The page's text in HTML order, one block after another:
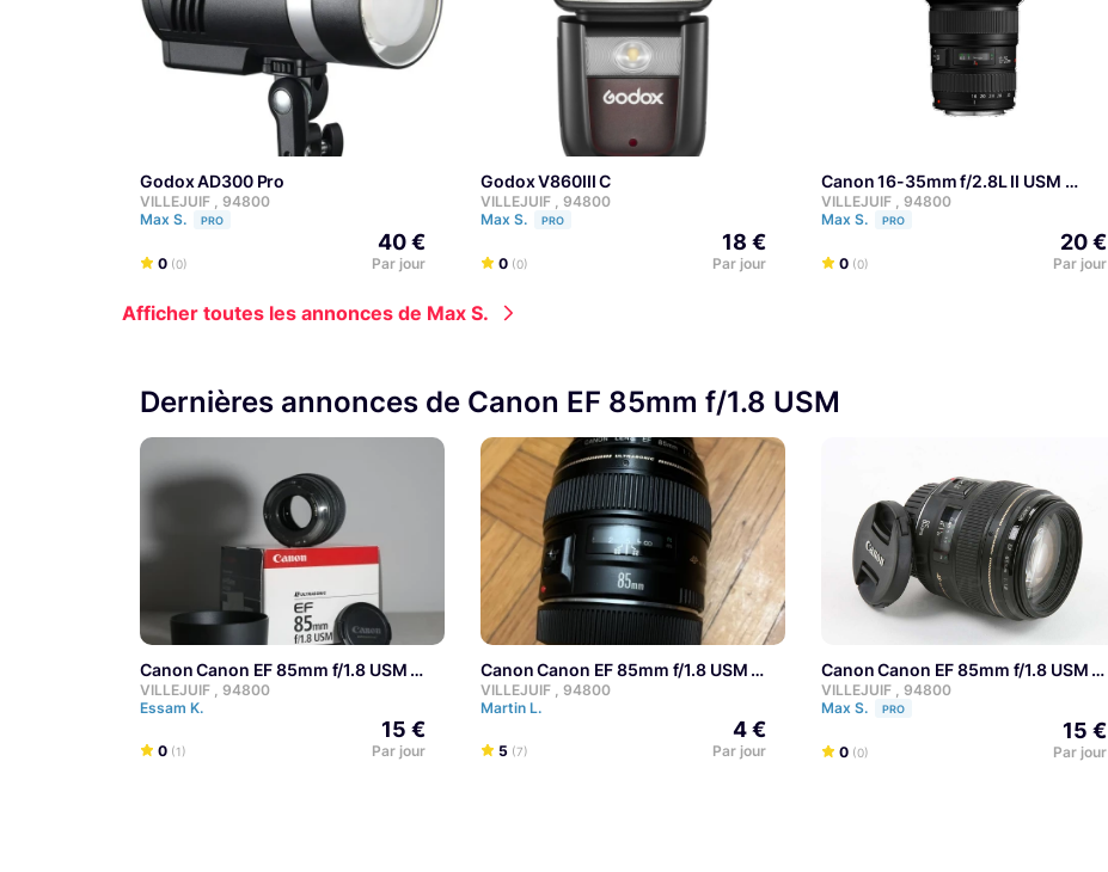
Godox AD300 Pro
VILLEJUIF , 94800
Max S.
PRO
0 (0)
40 €
Par jour
Godox V860III C
VILLEJUIF , 94800
Max S.
PRO
0 (0)
18 €
Par jour
Canon 16-35mm f/2.8L II USM
VILLEJUIF , 94800
Max S.
PRO
0 (0)
20 €
Par jour
Afficher toutes les annonces de Max S.
Dernières annonces de Canon EF 85mm f/1.8 USM
Canon Canon EF 85mm f/1.8 USM
VILLEJUIF , 94800
Essam K.
0 (1)
15 €
Par jour
Canon Canon EF 85mm f/1.8 USM
VILLEJUIF , 94800
Martin L.
5 (7)
4 €
Par jour
Canon Canon EF 85mm f/1.8 USM
VILLEJUIF , 94800
Max S.
PRO
0 (0)
15 €
Par jour